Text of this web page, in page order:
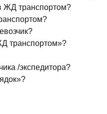
ЖД транспортом?
транспортом»?
/экспедитора?